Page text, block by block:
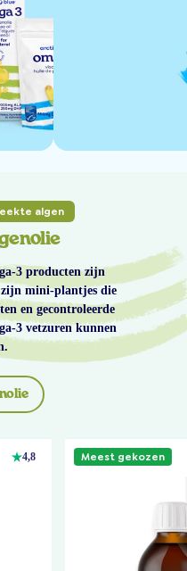
algen
3 producten zijn
zijn mini-plantjes die
en gecontroleerde
3 vetzuren kunnen
4,8 Meest gekozen